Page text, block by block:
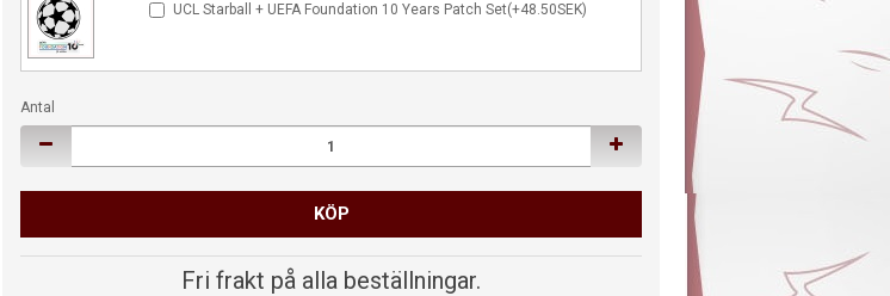
UCL Starball + UEFA Foundation 10 Years Patch Set(+48.50SEK)
Antal
KÖP
Fri frakt på alla beställningar.